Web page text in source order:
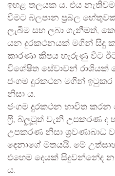
ඉහළ තලයක ය. එය
වීමට බලපාන ප්‍රබල
ලැබීම සහ ලබා ගැනීමත්,
යන දුරකථනයක් මගින් සිදු
කාරණා කීපය හැරුණු විට
විශේෂිත සේවාවන් රාශියක්
ජංගම දුරකථන මගින්
නිසා ය.
ජංගම දුරකථන භාවිත
ෆ්‍රී, බ්ලූටූත් වැනි උපකරණ ද
උපකරණ නිසා ශ්‍රවණාබාධ
දෙනාගේ මතයයි. මේ
එහෙම දෙයක් සිදුවන්නේද
ය.